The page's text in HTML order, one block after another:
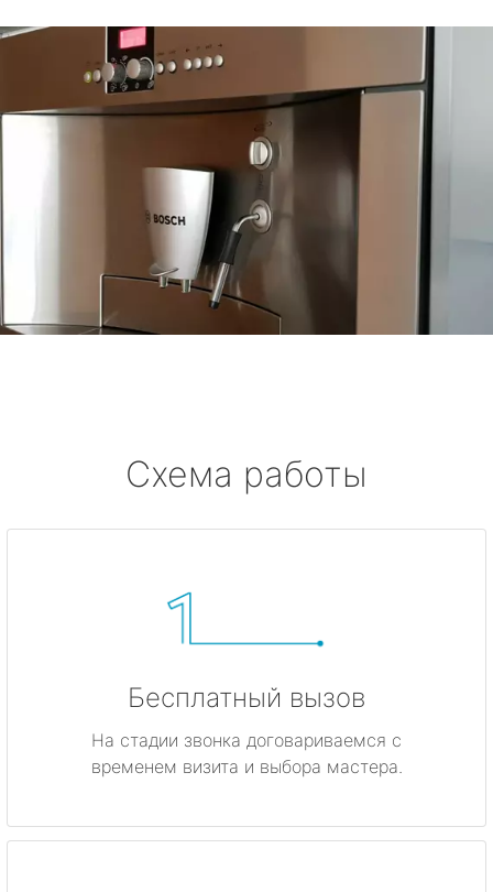
Схема работы
Бесплатный вызов
На стадии звонка договариваемся с
временем визита и выбора мастера.